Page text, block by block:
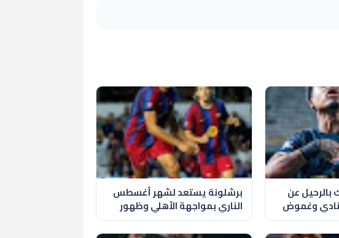
بالرحيل عن
وغموض
برشلونة يستعد لشهر أغسطس
الناري بمواجهة الأهلي وظهور
حمزة عبد الكريم